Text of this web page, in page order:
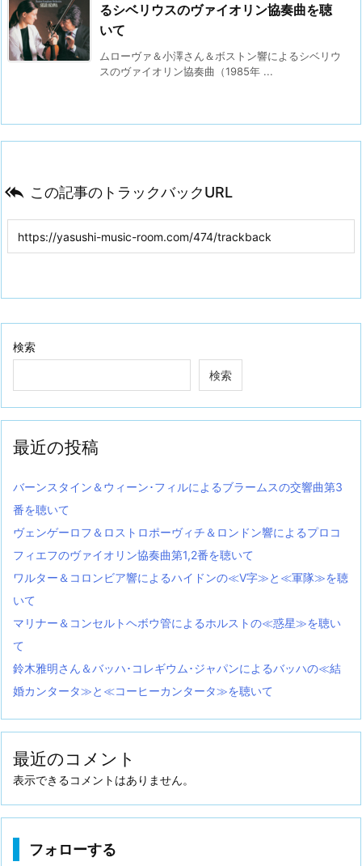
るシベリウスのヴァイオリン協奏曲を聴
いて
ムローヴァ＆小澤さん＆ボストン響によるシベリウ
スのヴァイオリン協奏曲（1985年 ...
 この記事のトラックバックURL
検索
検索
最近の投稿
バーンスタイン＆ウィーン･フィルによるブラームスの交響曲第3
番を聴いて
ヴェンゲーロフ＆ロストロポーヴィチ＆ロンドン響によるプロコ
フィエフのヴァイオリン協奏曲第1,2番を聴いて
ワルター＆コロンビア響によるハイドンの≪V字≫と≪軍隊≫を聴
いて
マリナー＆コンセルトヘボウ管によるホルストの≪惑星≫を聴い
て
鈴木雅明さん＆バッハ･コレギウム･ジャパンによるバッハの≪結
婚カンタータ≫と≪コーヒーカンタータ≫を聴いて
最近のコメント
表示できるコメントはありません。
フォローする